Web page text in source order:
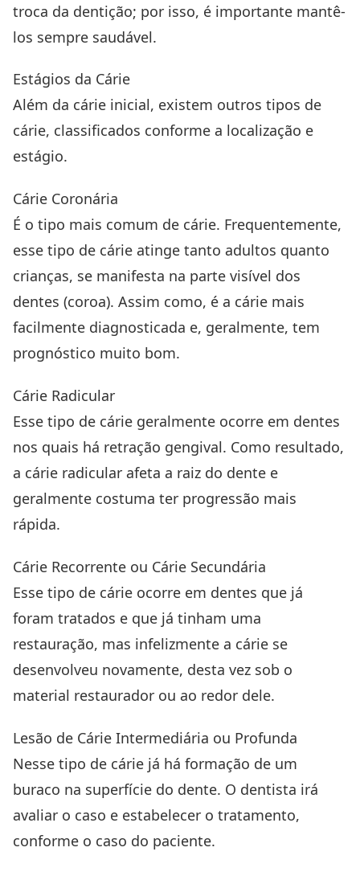
troca da dentição; por isso, é importante mantê-
los sempre saudável.
Estágios da Cárie
Além da cárie inicial, existem outros tipos de
cárie, classificados conforme a localização e
estágio.
Cárie Coronária
É o tipo mais comum de cárie. Frequentemente,
esse tipo de cárie atinge tanto adultos quanto
crianças, se manifesta na parte visível dos
dentes (coroa). Assim como, é a cárie mais
facilmente diagnosticada e, geralmente, tem
prognóstico muito bom.
Cárie Radicular
Esse tipo de cárie geralmente ocorre em dentes
nos quais há retração gengival. Como resultado,
a cárie radicular afeta a raiz do dente e
geralmente costuma ter progressão mais
rápida.
Cárie Recorrente ou Cárie Secundária
Esse tipo de cárie ocorre em dentes que já
foram tratados e que já tinham uma
restauração, mas infelizmente a cárie se
desenvolveu novamente, desta vez sob o
material restaurador ou ao redor dele.
Lesão de Cárie Intermediária ou Profunda
Nesse tipo de cárie já há formação de um
buraco na superfície do dente. O dentista irá
avaliar o caso e estabelecer o tratamento,
conforme o caso do paciente.